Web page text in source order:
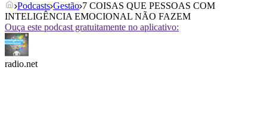
Podcasts Gestão 7 COISAS QUE PESSOAS COM
INTELIGÊNCIA EMOCIONAL NÃO FAZEM
Ouça este podcast gratuitamente no aplicativo:
radio.net